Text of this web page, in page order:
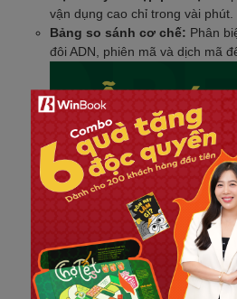
vận dụng cao chỉ trong vài phút.
Bảng so sánh cơ chế: Phân
đôi ADN, phiên mã và dịch mã